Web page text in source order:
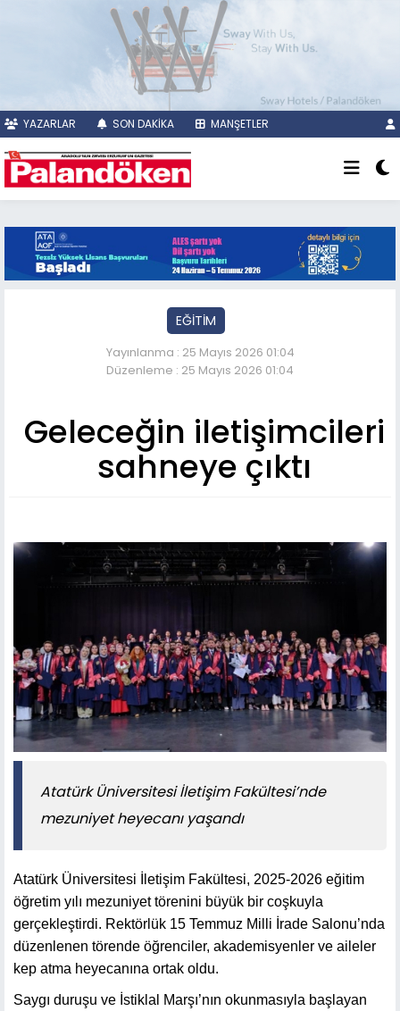
YAZARLAR SON DAKİKA MANŞETLER
EĞİTİM
Yayınlanma : 25 Mayıs 2026 01:04
Düzenleme : 25 Mayıs 2026 01:04
Geleceğin iletişimcileri
sahneye çıktı
Atatürk Üniversitesi İletişim Fakültesi’nde
mezuniyet heyecanı yaşandı
Atatürk Üniversitesi İletişim Fakültesi, 2025-2026 eğitim
öğretim yılı mezuniyet törenini büyük bir coşkuyla
gerçekleştirdi. Rektörlük 15 Temmuz Milli İrade Salonu’nda
düzenlenen törende öğrenciler, akademisyenler ve aileler
kep atma heyecanına ortak oldu.
Saygı duruşu ve İstiklal Marşı’nın okunmasıyla başlayan